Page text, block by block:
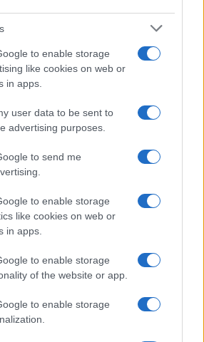
to enable storage
like cookies on web or
in apps.
user data to be sent to
advertising purposes.
to send me
to enable storage
like cookies on web or
in apps.
to enable storage
of the website or app.
to enable storage